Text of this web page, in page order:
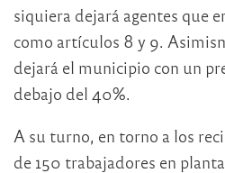
siquiera dejará agentes que
como artículos 8 y 9.
dejará el municipio con un
debajo del 40%.
A su turno, en torno a los
de 150 trabajadores en